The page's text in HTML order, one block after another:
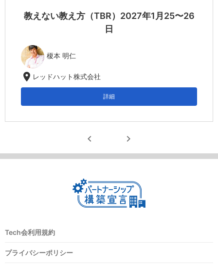
教えない教え方（TBR）2027年1月25〜26
日
榎本 明仁
location_on レッドハット株式会社
詳細
chevron_left chevron_right
Tech会利用規約
プライバシーポリシー